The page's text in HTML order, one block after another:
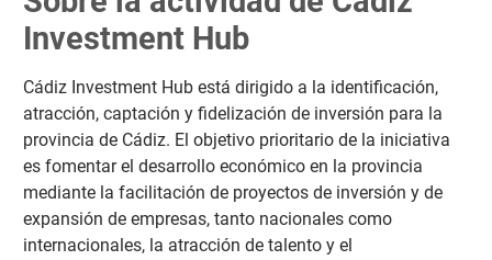
Investment Hub
Cádiz Investment Hub está dirigido a la identificación,
atracción, captación y fidelización de inversión para la
provincia de Cádiz. El objetivo prioritario de la iniciativa
es fomentar el desarrollo económico en la provincia
mediante la facilitación de proyectos de inversión y de
expansión de empresas, tanto nacionales como
internacionales, la atracción de talento y el